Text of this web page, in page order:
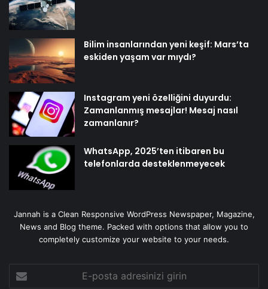
Bilim insanlarından yeni keşif: Mars’ta
eskiden yaşam var mıydı?
Instagram yeni özelliğini duyurdu:
Zamanlanmış mesajlar! Mesaj nasıl
zamanlanır?
WhatsApp, 2025’ten itibaren bu
telefonlarda desteklenmeyecek
Jannah is a Clean Responsive WordPress Newspaper, Magazine,
News and Blog theme. Packed with options that allow you to
completely customize your website to your needs.
posta